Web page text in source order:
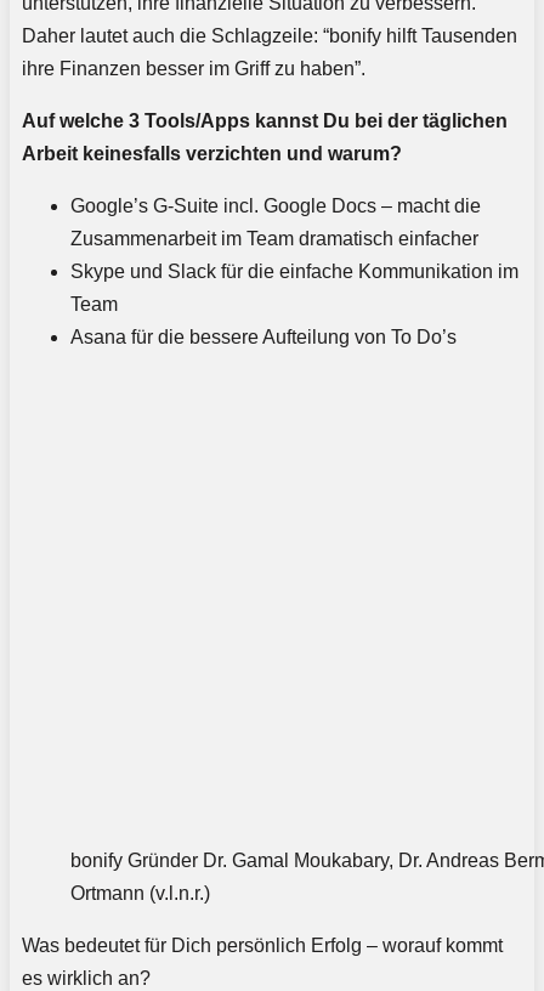
Daher lautet auch die Schlagzeile: “bonify hilft Tausenden
ihre Finanzen besser im Griff zu haben”.
Auf welche 3 Tools/Apps kannst Du bei der täglichen
Arbeit keinesfalls verzichten und warum?
Google’s G-Suite incl. Google Docs – macht die
Zusammenarbeit im Team dramatisch einfacher
Skype und Slack für die einfache Kommunikation im
Team
Asana für die bessere Aufteilung von To Do’s
bonify Gründer Dr. Gamal Moukabary, Dr. Andreas
Ortmann (v.l.n.r.)
Was bedeutet für Dich persönlich Erfolg – worauf kommt
es wirklich an?